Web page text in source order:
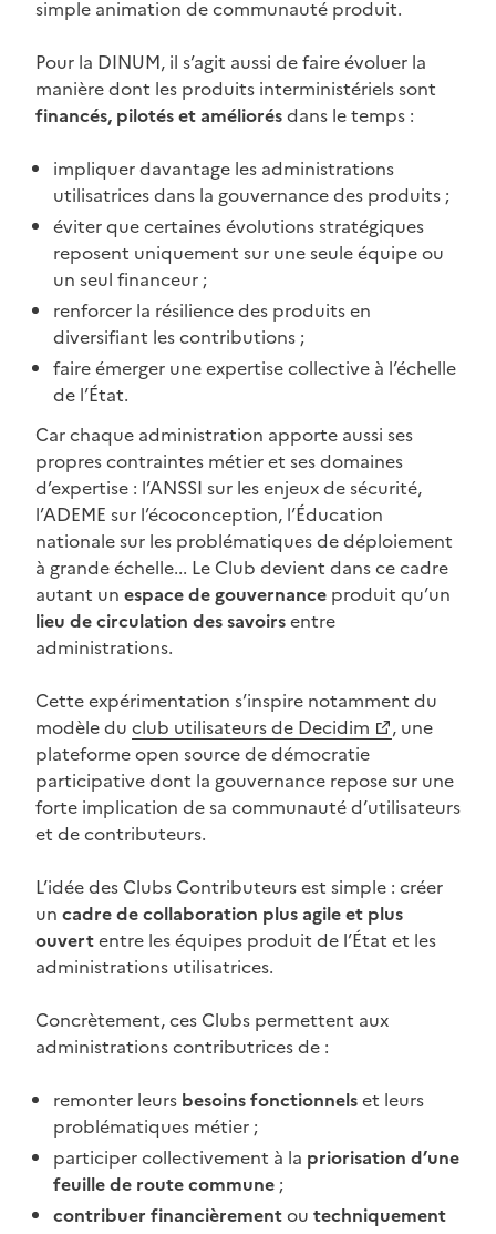
simple animation de communauté produit.
Pour la DINUM, il s’agit aussi de faire évoluer la
manière dont les produits interministériels sont
financés, pilotés et améliorésdans le temps :
impliquer davantage les administrations
utilisatrices dans la gouvernance des produits ;
éviter que certaines évolutions stratégiques
reposent uniquement sur une seule équipe ou
un seul financeur ;
renforcer la résilience des produits en
diversifiant les contributions ;
faire émerger une expertise collective à l’échelle
de l’État.
Car chaque administration apporte aussi ses
propres contraintes métier et ses domaines
d’expertise : l’ANSSI sur les enjeux de sécurité,
l’ADEME sur l’écoconception, l’Éducation
nationale sur les problématiques de déploiement
à grande échelle... Le Club devient dans ce cadre
autant un espace de gouvernance produit qu’un
lieu de circulation des savoirsentre
administrations.
Cette expérimentation s’inspire notamment du
modèle du
(Ouvre une nouvelle fenêtre)
club utilisateurs de Decidim
, une
plateforme open source de démocratie
participative dont la gouvernance repose sur une
forte implication de sa communauté d’utilisateurs
et de contributeurs.
L’idée des Clubs Contributeurs est simple : créer
un cadre de collaboration plus agile et plus
ouvertentre les équipes produit de l’État et les
administrations utilisatrices.
Concrètement, ces Clubs permettent aux
administrations contributrices de :
remonter leurs besoins fonctionnelset leurs
problématiques métier ;
participer collectivement à la priorisation d’une
feuille de routecommune ;
contribuer financièrementou techniquement